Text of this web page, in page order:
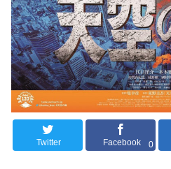
Twitter Facebook 0